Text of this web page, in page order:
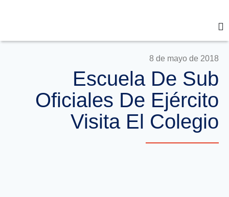
8 de mayo de 2018
Escuela De Sub
Oficiales De Ejército
Visita El Colegio